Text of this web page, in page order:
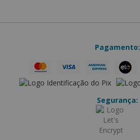
Pagamento:
Segurança: